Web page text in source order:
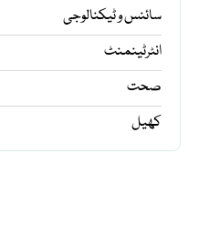
سائنس و ٹیکنالوجی
انٹرٹینمنٹ
صحت
کھیل